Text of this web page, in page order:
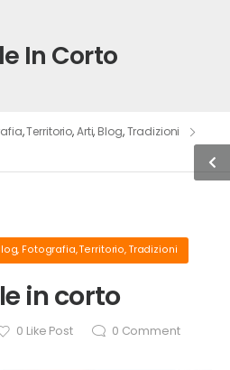
In Corto
,Territorio,Arti, Blog,Tradizioni
, Fotografia,Territorio, Tradizioni
in corto
0 Like Post 0 Comment